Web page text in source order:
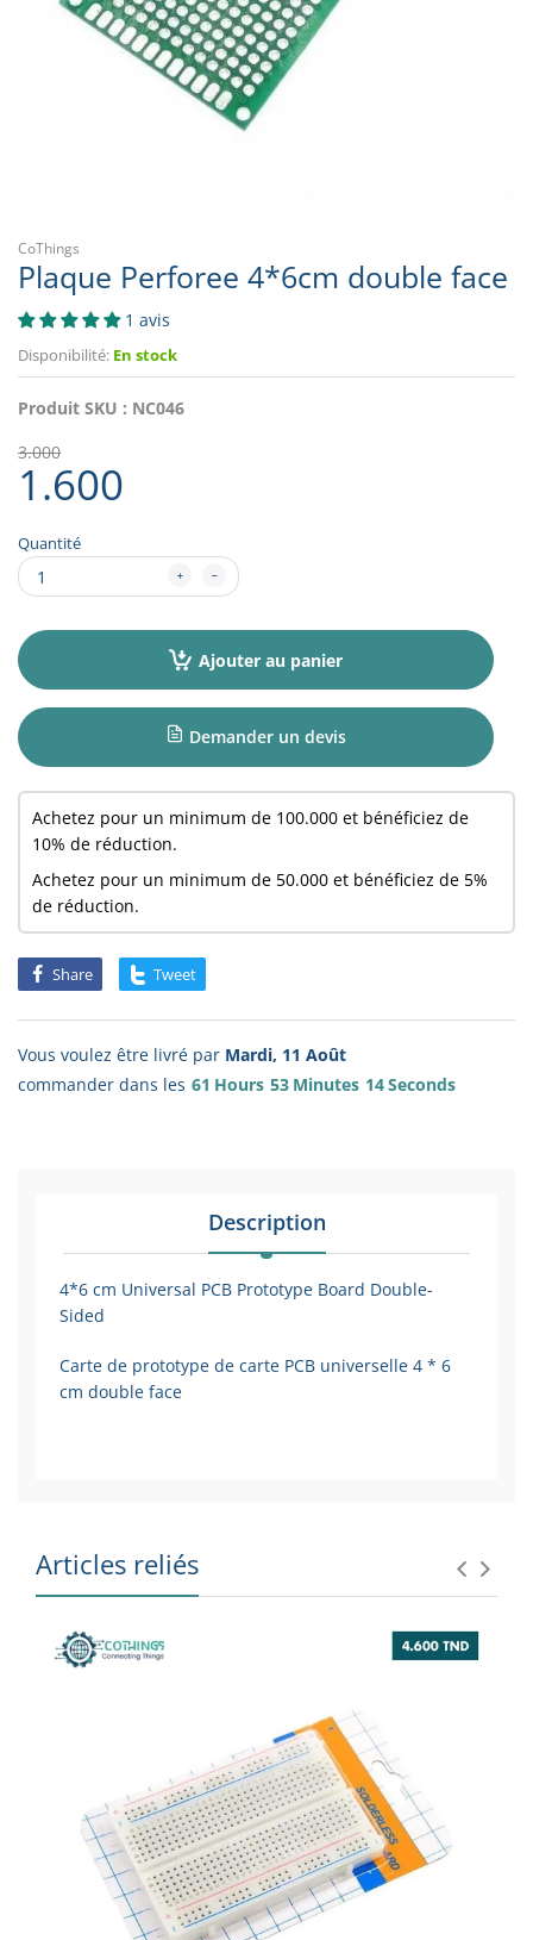
CoThings
Plaque Perforee 4*6cm double face
1 avis
Disponibilité: En stock
Produit SKU : NC046
1.600
3.000
Quantité
Ajouter au panier
Demander un devis
Achetez pour un minimum de 100.000 et bénéficiez de
10% de réduction.
Achetez pour un minimum de 50.000 et bénéficiez de 5%
de réduction.
Share Tweet
Vous voulez être livré par Mardi, 11 Août
commander dans les 61 Hours 53 Minutes 14Seconds
Description
4*6 cm Universal PCB Prototype Board Double-
Sided
Carte de prototype de carte PCB universelle 4 * 6
cm double face
Articles reliés